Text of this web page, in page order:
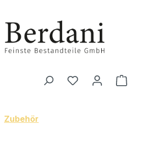
Zubehör